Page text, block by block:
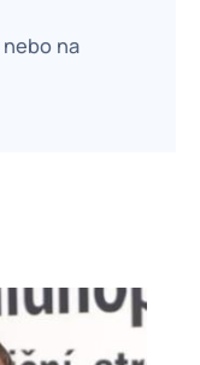
nebo na